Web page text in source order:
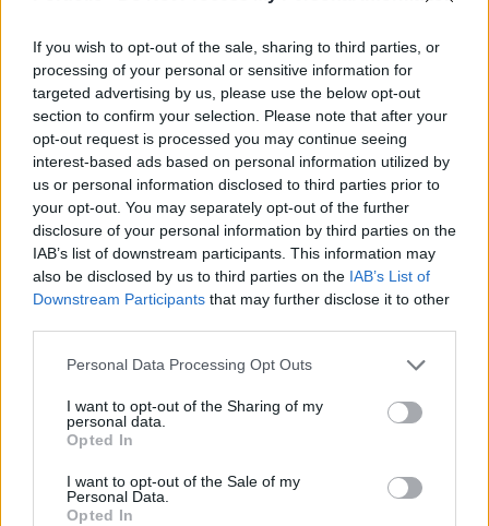
If you wish to opt-out of the sale, sharing to third parties, or
processing of your personal or sensitive information for
targeted advertising by us, please use the below opt-out
section to confirm your selection. Please note that after your
opt-out request is processed you may continue seeing
interest-based ads based on personal information utilized by
us or personal information disclosed to third parties prior to
your opt-out. You may separately opt-out of the further
disclosure of your personal information by third parties on the
IAB’s list of downstream participants. This information may
also be disclosed by us to third parties on the IAB’s List of
Downstream Participants that may further disclose it to other
Personal Data Processing Opt Outs
I want to opt-out of the Sharing of my
personal data.
Opted In
I want to opt-out of the Sale of my
Personal Data.
Opted In
világos, hogy ez miért nem látszott a tervezéskor.
Nagy a felhajtás az MTK "furcsán szép" stadionja körül,
hiszen sokakat meglepett, hogy a kapuk mögött betonfalak
vannak. Esztétikailag biztos nem ez az ideális megoldás,
ám a Nemzeti Sport munkatársai lemérték, és azt találták,
hogy nagyjából "egy kapunyi", vagyis 7,5 méter távolságra
van az alapvonal a betonfaltól, ami biztonságos
távolságnak mondható. A sajátos megoldás...
KEDVES OLVASÓNK!
Az előfizetés a következőket tartalmazza:
Portfolio.hu teljes cikkarchívum
Kötéslisták: BÉT elmúlt 2 év napon belüli
kötéslistái